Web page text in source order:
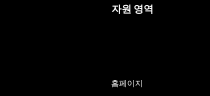
자원 영역
홈페이지